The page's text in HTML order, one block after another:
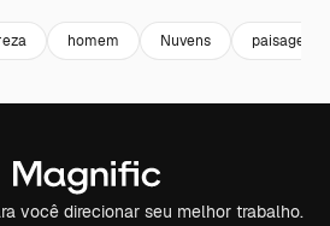
homem Nuvens paisagem
você direcionar seu melhor trabalho.